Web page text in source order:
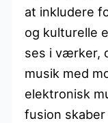
at inkludere
og kulturelle
ses i værker,
musik med
elektronisk
fusion